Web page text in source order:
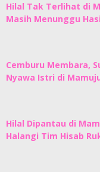
Hilal Tak Terlihat di
Masih Menunggu
Cemburu Membara,
Nyawa Istri di
Hilal Dipantau di
Halangi Tim Hisab